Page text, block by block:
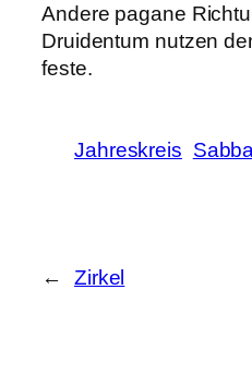
Andere pagane
Druidentum nutzen
feste.
Jahreskreis
← Zirkel